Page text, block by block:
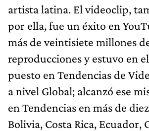
artista latina. El videoclip,
por ella, fue un éxito en
más de veintisiete millones
reproducciones y estuvo en
puesto en Tendencias de
a nivel Global; alcanzó ese
en Tendencias en más de
Bolivia, Costa Rica, Ecuador,